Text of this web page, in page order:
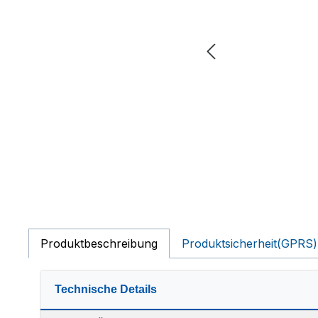
Produktbeschreibung Produktsicherheit(GPRS)
Technische Details